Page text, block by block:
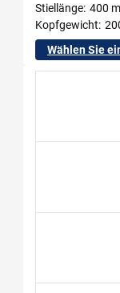
Stiellänge 400
Kopfgewicht
Wählen Sie